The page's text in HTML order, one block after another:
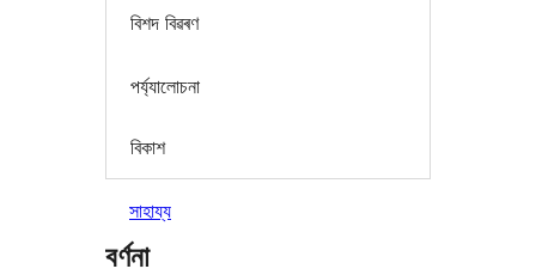
বিশদ বিৱৰণ
পৰ্য্যালোচনা
বিকাশ
সাহায্য
বৰ্ণনা